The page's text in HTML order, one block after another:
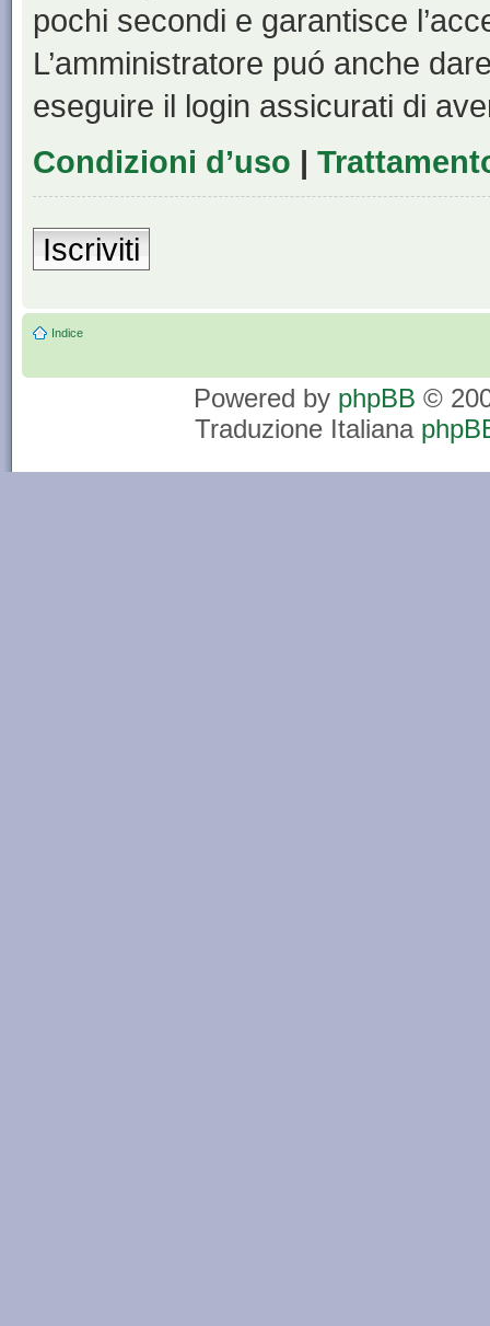
pochi secondi e garantisce
L’amministratore puó anche
eseguire il login assicurati di
Condizioni d’uso |
Iscriviti
Indice
Powered by phpBB ©
Traduzione Italiana